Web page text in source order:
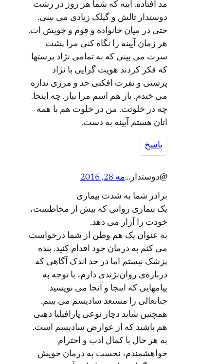
مد افتاده. اینه که شما هر روز در رشت
دوستدار تالش و گیلک زیادی می بینی.
حتی در میان خانواده و قوم و خویش ات.
هر زمان آیینه را نگاه کنی مرا پشت
سرت می بینی که به تمامی نژاد پرستها
که فکر کردند هویت گرایی با نژاد
پرستی و نفرت افکنی حد و مرزی نداره
می خندم. باز هم اسم مرا بیار. چه اینجا.
چه در خلوتت. من در خلوت هم با همه
اتان هستم آیینه به دست.
پاسخ
@دوستدار…مه 28, 2016
برادر شما به شدت بيماری
یک بیماری روانی که بیش از مخاطبینت،
خودت را آزار می دهد.
به عنوان یک هم وطن از شما درخواست
می کنم به درمان خود اقدام کنید. بنده
پزشک نیستم اما در حد اندک آگاهی که
درباره‌ی روان‌نژندی دارم، با توجه به
پیامهایی که اینجا و آنجا می نویسید
جنابعالی را مستعد سادیسم می بینم.
همچنین شاید دچار نوعی پارافیلیا ذهنی
هم باشید که از عوارض سادیسم است.
به هر حال با کمال ادب و احترام
خواهشمندم، نخست به درمان خویش